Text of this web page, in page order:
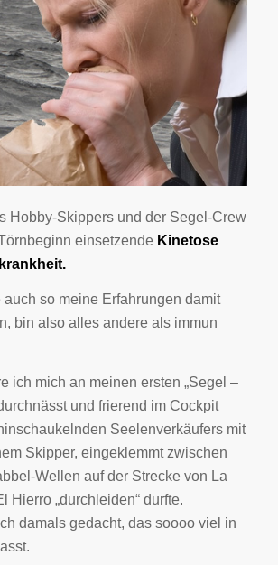
Hobby-Skippers und der Segel-Crew
einsetzende Kinetose
auch so meine Erfahrungen damit
bin also alles andere als immun
ich mich an meinen ersten „Segel –
und frierend im Cockpit
Seelenverkäufers mit
Skipper, eingeklemmt zwischen
Wellen auf der Strecke von La
Hierro „durchleiden“ durfte.
damals gedacht, das soooo viel in